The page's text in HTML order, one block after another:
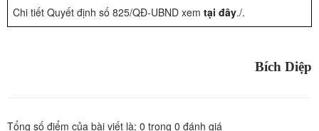
Chi tiết Quyết định số 825/QĐ-UBND xem tại đây./.
Bích Diệp
Tổng số điểm của bài viết là: 0 trong 0 đánh giá